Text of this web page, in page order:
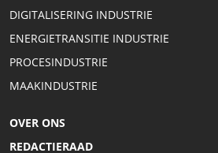
DIGITALISERING INDUSTRIE
ENERGIETRANSITIE INDUSTRIE
PROCESINDUSTRIE
MAAKINDUSTRIE
OVER ONS
REDACTIERAAD